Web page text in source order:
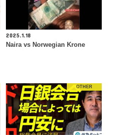
2025.1.18
Naira vs Norwegian Krone
OTHER